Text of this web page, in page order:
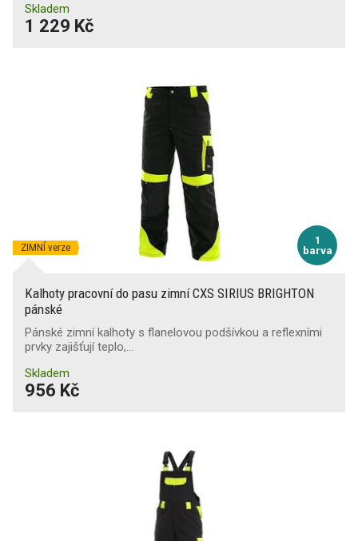
Skladem
1 229 Kč
1
barva
ZIMNÍ verze
Kalhoty pracovní do pasu zimní CXS SIRIUS BRIGHTON
pánské
Pánské zimní kalhoty s flanelovou podšívkou a reflexními
prvky zajišťují teplo,…
Skladem
956 Kč